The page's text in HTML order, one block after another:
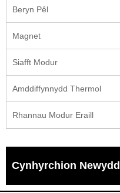
Beryn Pêl
Magnet
Siafft Modur
Amddiffynnydd Thermol
Rhannau Modur Eraill
Cynhyrchion Newydd